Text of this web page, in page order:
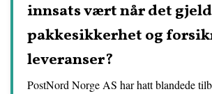
innsats vært når det
pakkesikkerhet og
leveranser?
PostNord Norge AS har hatt blandede